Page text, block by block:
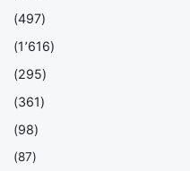
(497)
(1٬616)
(295)
(361)
(98)
(87)